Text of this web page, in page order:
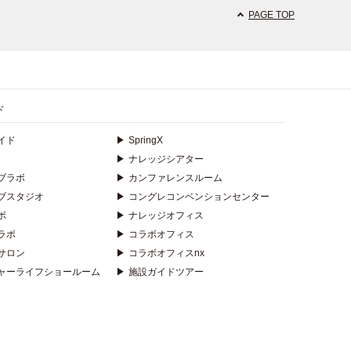
PAGE TOP
ド
ラボ
スタジオ
ボ
ロン
ーライフショールーム
▶ SpringX
▶ ナレッジシアター
▶ カンファレンスルーム
▶ コングレコンベンションセンター
▶ ナレッジオフィス
▶ コラボオフィス
▶ コラボオフィスnx
▶ 施設ガイドツアー